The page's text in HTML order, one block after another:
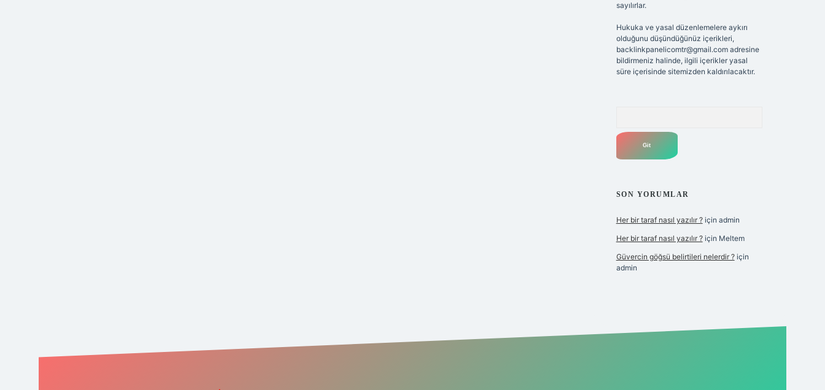
sayılırlar.
Hukuka ve yasal düzenlemelere aykırı
olduğunu düşündüğünüz içerikleri,
backlinkpanelicomtr@gmail.comadresine
bildirmeniz halinde, ilgili içerikler yasal
süre içerisinde sitemizden kaldırılacaktır.
SON YORUMLAR
Her bir taraf nasıl yazılır ?için admin
Her bir taraf nasıl yazılır ?için Meltem
Güvercin göğsü belirtileri nelerdir ?için
admin